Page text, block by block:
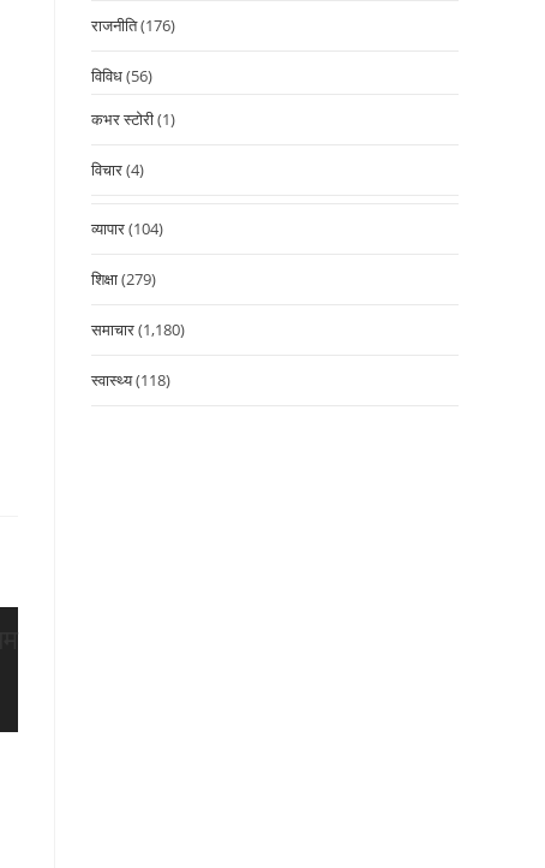
राजनीति(176)
विविध(56)
कभर स्टोरी(1)
विचार(4)
व्यापार(104)
शिक्षा(279)
समाचार(1,180)
स्वास्थ्य(118)